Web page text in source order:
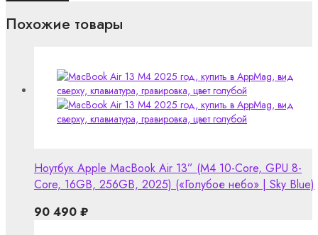
Похожие товары
Ноутбук Apple MacBook Air 13” (M4 10-Core, GPU 8-
Core, 16GB, 256GB, 2025) («Голубое небо» | Sky Blue)
90 490 ₽